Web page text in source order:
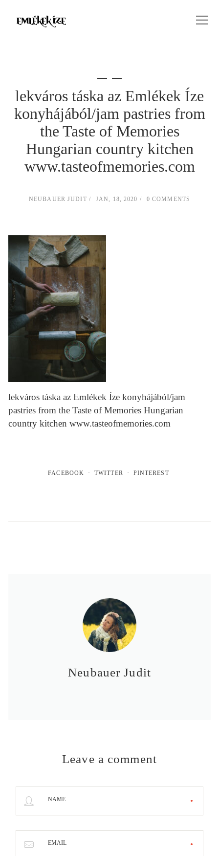
lekváros táska az Emlékek Íze
konyhájából/jam pastries from
the Taste of Memories
Hungarian country kitchen
www.tasteofmemories.com
NEUBAUER JUDIT JAN, 18, 2020 0 COMMENTS
lekváros táska az Emlékek Íze konyhájából/jam
pastries from the Taste of Memories Hungarian
country kitchen www.tasteofmemories.com
FACEBOOK TWITTER PINTEREST
Neubauer Judit
Leave a comment
NAME
EMAIL